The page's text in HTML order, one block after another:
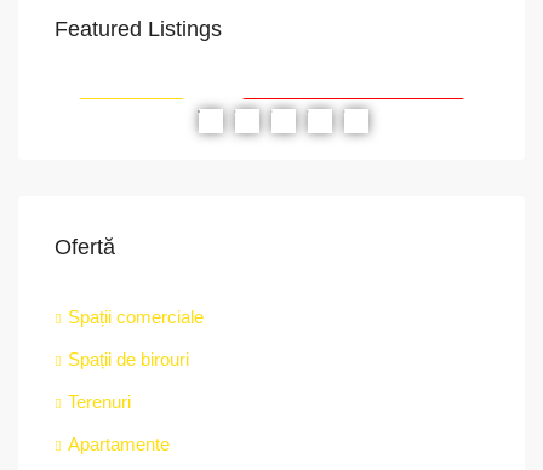
Featured Listings
PROPRIETATEA A FOST ÎNCHIRIATĂ
Ofertă
Spații comerciale
Spații de birouri
Terenuri
Apartamente